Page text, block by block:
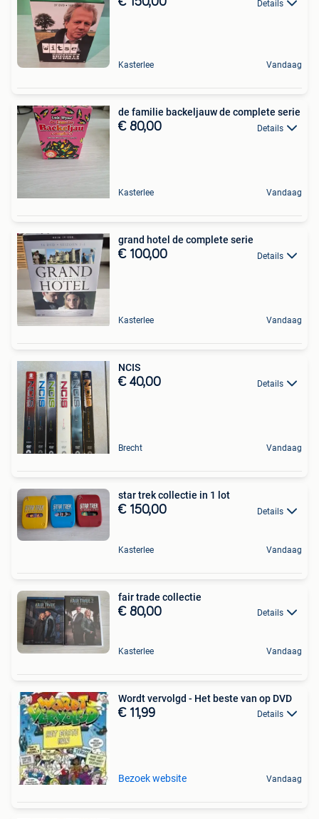
Details
Kasterlee Vandaag
de familie backeljauw de complete serie
€ 80,00 Details
Kasterlee Vandaag
grand hotel de complete serie
€ 100,00 Details
Kasterlee Vandaag
NCIS
€ 40,00 Details
Brecht Vandaag
star trek collectie in 1 lot
€ 150,00 Details
Kasterlee Vandaag
fair trade collectie
€ 80,00 Details
Kasterlee Vandaag
Wordt vervolgd - Het beste van op DVD
€ 11,99 Details
Bezoek website Vandaag